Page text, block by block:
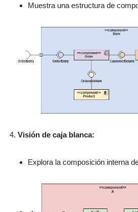
Muestra una estructura de
Visión de caja blanca:
Explora la composición interna